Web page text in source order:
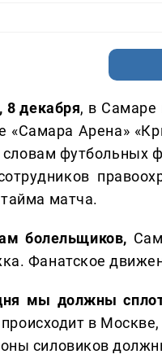
8 декабря, в Самаре
«Самара Арена»
словам футбольных
матча.
болельщиков,
Фанатское
мы должны
происходит в
силовиков